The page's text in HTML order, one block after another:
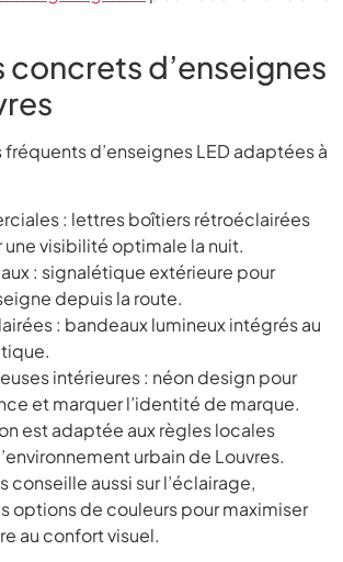
concrets d’enseignes
d’enseignes LED adaptées à
: lettres boîtiers rétroéclairées
une visibilité optimale la nuit.
: signalétique extérieure pour
depuis la route.
: bandeaux lumineux intégrés au
intérieures : néon design pour
et marquer l’identité de marque.
est adaptée aux règles locales
urbain de Louvres.
conseille aussi sur l’éclairage,
options de couleurs pour maximiser
au confort visuel.